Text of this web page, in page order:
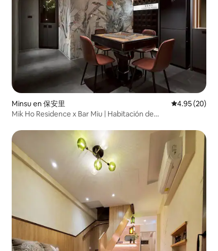
Minsu en 保安里 Calificación
4.95 (20)
Mik Ho Residence x Bar Miu | Habitación de